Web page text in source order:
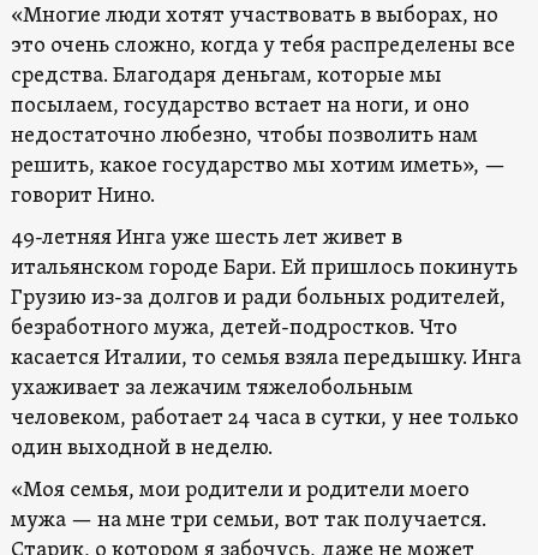
«Многие люди хотят участвовать в выборах, но
это очень сложно, когда у тебя распределены все
средства. Благодаря деньгам, которые мы
посылаем, государство встает на ноги, и оно
недостаточно любезно, чтобы позволить нам
решить, какое государство мы хотим иметь», —
говорит Нино.
49-летняя Инга уже шесть лет живет в
итальянском городе Бари. Ей пришлось покинуть
Грузию из-за долгов и ради больных родителей,
безработного мужа, детей-подростков. Что
касается Италии, то семья взяла передышку. Инга
ухаживает за лежачим тяжелобольным
человеком, работает 24 часа в сутки, у нее только
один выходной в неделю.
«Моя семья, мои родители и родители моего
мужа — на мне три семьи, вот так получается.